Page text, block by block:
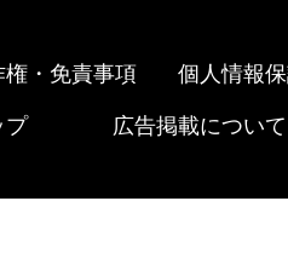
権・免責事項 個人情報
プ 広告掲載について